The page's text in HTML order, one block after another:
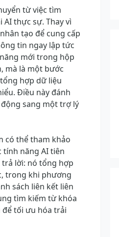
từ việc tìm
thực sự. Thay vì
tạo để cung cấp
tin ngay lập tức
mới trong hộp
mà là một bước
hợp dữ liệu
Điều này đánh
sang một trợ lý
có thể tham khảo
tính năng AI tiên
lời: nó tổng hợp
trong khi phương
sách liên kết liên
tìm kiếm từ khóa
để tối ưu hóa trải